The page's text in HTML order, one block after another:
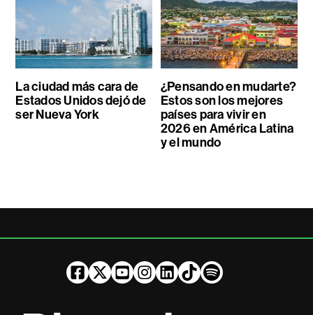
La ciudad más cara de
Estados Unidos dejó de
ser Nueva York
¿Pensando en mudarte?
Estos son los mejores
países para vivir en
2026 en América Latina
y el mundo